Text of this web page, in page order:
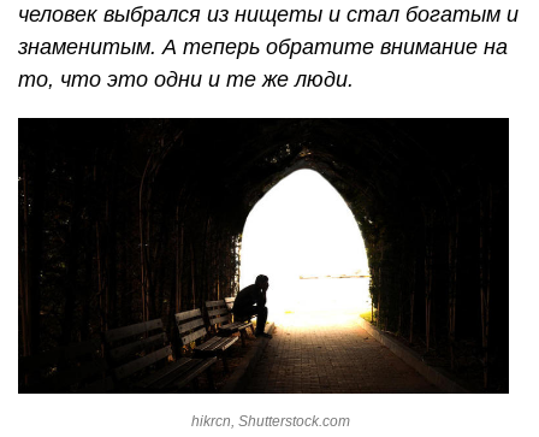
человек выбрался из нищеты и стал богатым и
знаменитым. А теперь обратите внимание на
то, что это одни и те же люди.
hikrcn, Shutterstock.com